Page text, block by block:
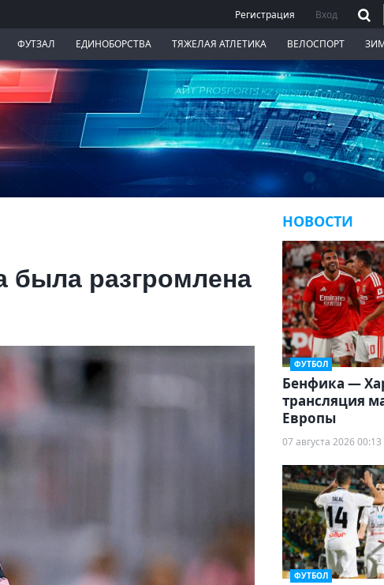
Регистрация Вход
ФУТЗАЛ ЕДИНОБОРСТВА ТЯЖЕЛАЯ АТЛЕТИКА ВЕЛОСПОРТ
была разгромлена
НОВОСТИ
ФУТБОЛ
Бенфика —
трансляция
Европы
07 августа 2026 00:13
ФУТБОЛ